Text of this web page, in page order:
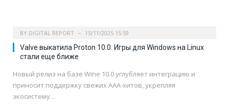
BY DIGITAL REPORT 15/11/2025 15:59
Valve выкатила Proton 10.0. Игры для Windows на Linux
стали еще ближе
Новый релиз на базе Wine 10.0 углубляет интеграцию и
приносит поддержку свежих ААА-хитов, укрепляя
экосистему…